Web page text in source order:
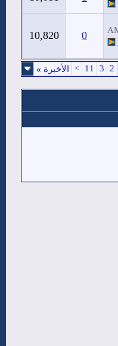
0
10,820
2
3
11
> الأخيرة »